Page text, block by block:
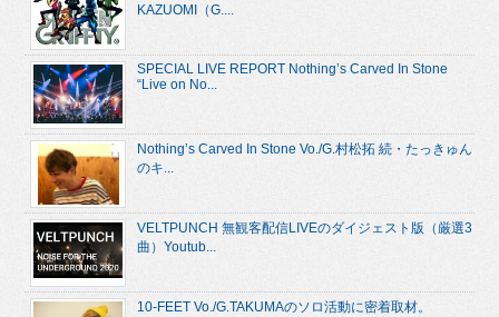
KAZUOMI（G....
SPECIAL LIVE REPORT Nothing’s Carved In Stone
“Live on No...
Nothing’s Carved In Stone Vo./G.村松拓 続・たっきゅん
のキ...
VELTPUNCH 無観客配信LIVEのダイジェスト版（厳選3
曲）Youtub...
10-FEET Vo./G.TAKUMAのソロ活動に密着取材。